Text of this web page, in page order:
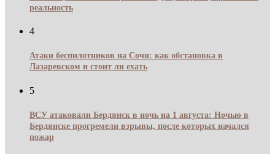
реальность
4
Атаки беспилотников на Сочи: как обстановка в
Лазаревском и стоит ли ехать
5
ВСУ атаковали Бердянск в ночь на 1 августа: Ночью в
Бердянске прогремели взрывы, после которых начался
пожар